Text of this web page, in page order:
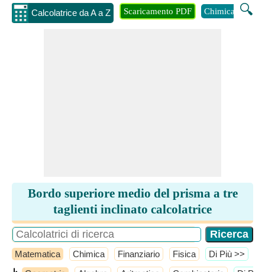
Calcolatrice da A a Z 🔍
Scaricamento PDF Chimica
Bordo superiore medio del prisma a tre
taglienti inclinato calcolatrice
Matematica Chimica Finanziario Fisica ​Di Più >>